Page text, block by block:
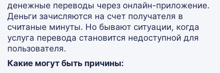
денежные переводы через онлайн-приложение.
Деньги зачисляются на счет получателя в
считаные минуты. Но бывают ситуации, когда
услуга перевода становится недоступной для
пользователя.
Какие могут быть причины: